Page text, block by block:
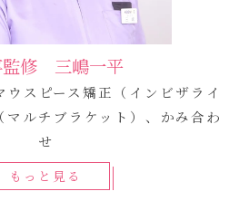
監修 三嶋一平
スピース矯正（インビザライ
マルチブラケット）、かみ合わ
せ
もっと見る